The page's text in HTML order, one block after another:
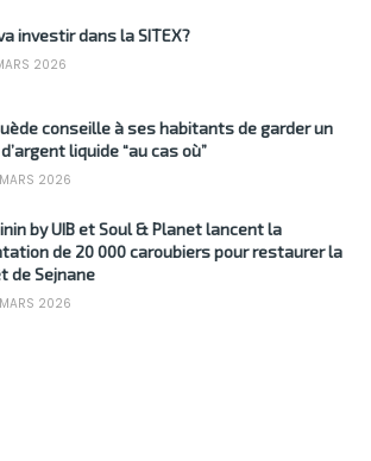
investir dans la SITEX?
2026
conseille à ses habitants de garder un
liquide “au cas où”
2026
by UIB et Soul & Planet lancent la
de 20 000 caroubiers pour restaurer la
de Sejnane
2026